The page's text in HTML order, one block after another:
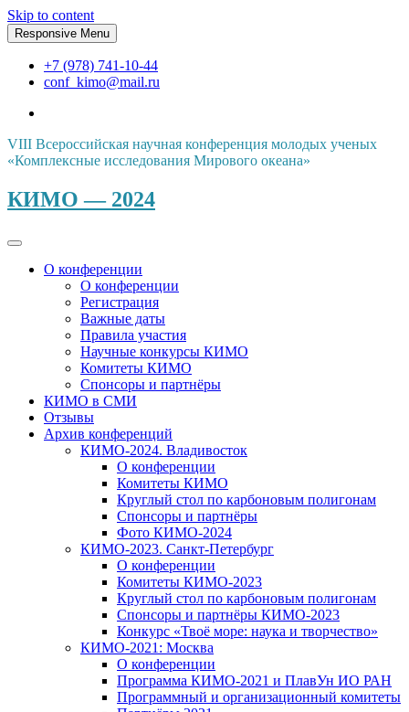
Skip to content
Responsive Menu
+7 (978) 741-10-44
conf_kimo@mail.ru
VIII Всероссийская научная конференция молодых ученых
«Комплексные исследования Мирового океана»
КИМО — 2024
О конференции
О конференции
Регистрация
Важные даты
Правила участия
Научные конкурсы КИМО
Комитеты КИМО
Спонсоры и партнёры
КИМО в СМИ
Отзывы
Архив конференций
КИМО-2024. Владивосток
О конференции
Комитеты КИМО
Круглый стол по карбоновым полигонам
Спонсоры и партнёры
Фото КИМО-2024
КИМО-2023. Санкт-Петербург
О конференции
Комитеты КИМО-2023
Круглый стол по карбоновым полигонам
Спонсоры и партнёры КИМО-2023
Конкурс «Твоё море: наука и творчество»
КИМО-2021: Москва
О конференции
Программа КИМО-2021 и ПлавУн ИО РАН
Программный и организационный комитеты